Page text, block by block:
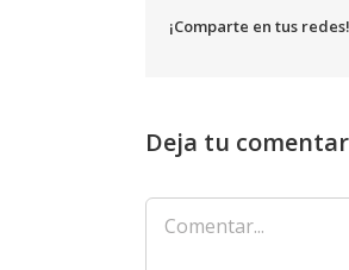
¡Comparte en tus redes!
Deja tu
Comentar